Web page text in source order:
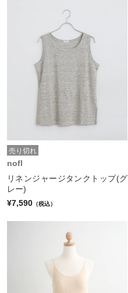
売り切れ
nofl
リネンジャージタンクトップ(グ
レー)
¥7,590 （税込）